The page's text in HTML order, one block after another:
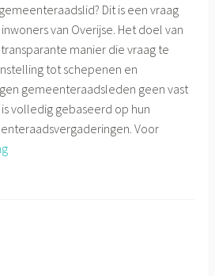
Dit is een vraag
van Overijse. Het doel van
manier die vraag te
tot schepenen en
gemeenteraadsleden geen vast
volledig gebaseerd op hun
Voor
Hoeveel